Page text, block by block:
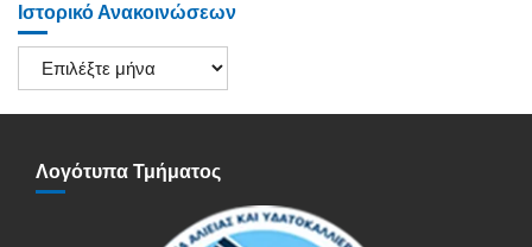
Ιστορικό Ανακοινώσεων
Ιστορικό
Ανακοινώσεων
Λογότυπα Τμήματος